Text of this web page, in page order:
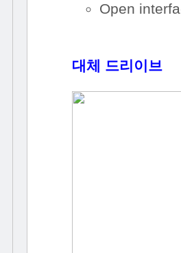
Open
대체 드리이브